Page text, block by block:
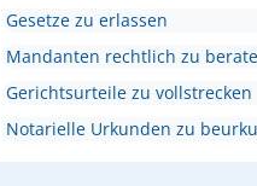
Gesetze zu erlassen
Mandanten rechtlich zu
Gerichtsurteile zu vollstrecken
Notarielle Urkunden zu